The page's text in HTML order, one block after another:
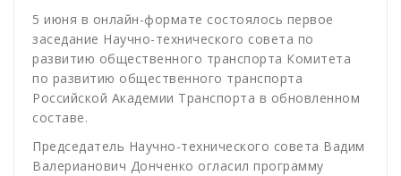
5 июня в онлайн-формате состоялось первое
заседание Научно-технического совета по
развитию общественного транспорта Комитета
по развитию общественного транспорта
Российской Академии Транспорта в обновленном
составе.
Председатель Научно-технического совета Вадим
Валерианович Донченко огласил программу